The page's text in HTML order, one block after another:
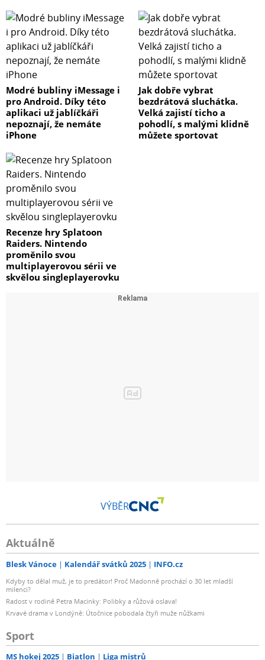
Modré bubliny iMessage i
pro Android. Díky této
aplikaci už jablíčkáři
nepoznají, že nemáte
iPhone
Jak dobře vybrat
bezdrátová sluchátka.
Velká zajistí ticho a
pohodlí, s malými klidně
můžete sportovat
Recenze hry Splatoon
Raiders. Nintendo
proměnilo svou
multiplayerovou sérii ve
skvělou singleplayerovku
VÝBĚR
Aktuálně
Blesk Vánoce Kalendář svátků 2025 INFO.cz
Kdyby to dělal muž, je to predátor! Proč Madonně prochází o 30 let mladší
milenci?
Radost v rodině Petra Macinky: Polibky a růžová oslava!
Krvavé drama v Londýně: Útočnice pobodala čtyři muže nůžkami
Sport
MS hokej 2025 Biatlon Liga mistrů